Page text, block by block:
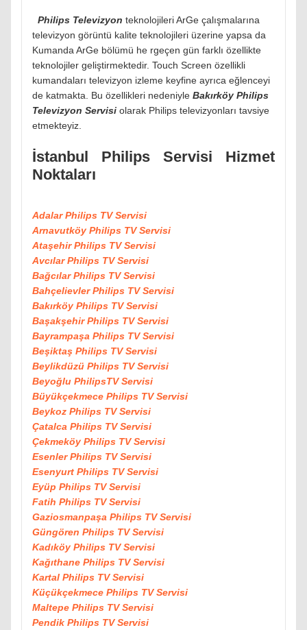
Philips Televizyon teknolojileri ArGe çalışmalarına
televizyon görüntü kalite teknolojileri üzerine yapsa da
Kumanda ArGe bölümü he rgeçen gün farklı özellikte
teknolojiler geliştirmektedir. Touch Screen özellikli
kumandaları televizyon izleme keyfine ayrıca eğlenceyi
de katmakta. Bu özellikleri nedeniyle Bakırköy Philips
Televizyon Servisi olarak Philips televizyonları tavsiye
etmekteyiz.
İstanbul Philips Servisi Hizmet
Noktaları
Adalar Philips TV Servisi
Arnavutköy Philips TV Servisi
Ataşehir Philips TV Servisi
Avcılar Philips TV Servisi
Bağcılar Philips TV Servisi
Bahçelievler Philips TV Servisi
Bakırköy Philips TV Servisi
Başakşehir Philips TV Servisi
Bayrampaşa Philips TV Servisi
Beşiktaş Philips TV Servisi
Beylikdüzü Philips TV Servisi
Beyoğlu PhilipsTV Servisi
Büyükçekmece Philips TV Servisi
Beykoz Philips TV Servisi
Çatalca Philips TV Servisi
Çekmeköy Philips TV Servisi
Esenler Philips TV Servisi
Esenyurt Philips TV Servisi
Eyüp Philips TV Servisi
Fatih Philips TV Servisi
Gaziosmanpaşa Philips TV Servisi
Güngören Philips TV Servisi
Kadıköy Philips TV Servisi
Kağıthane Philips TV Servisi
Kartal Philips TV Servisi
Küçükçekmece Philips TV Servisi
Maltepe Philips TV Servisi
Pendik Philips TV Servisi